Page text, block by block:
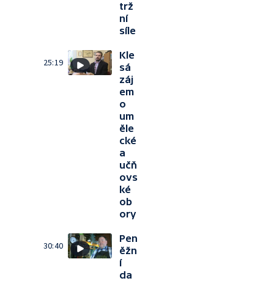
trž
ní
síle
25:19
Kle
sá
záj
em
o
um
ěle
cké
a
učň
ovs
ké
ob
ory
30:40
Pen
ěžn
í
da